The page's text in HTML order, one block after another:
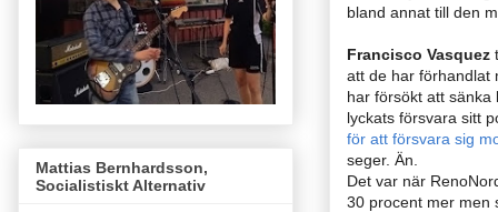
bland annat till den
Francisco Vasquez
att de har förhandlat
har försökt att sänka
lyckats försvara sitt
för att försvara sig
seger. Än.
Det var när
30 procent mer men
Mattias Bernhardsson,
Socialistiskt Alternativ